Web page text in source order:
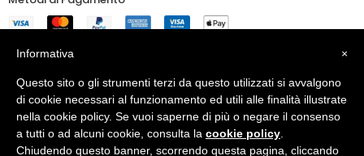
Informazioni
Account
×
Informativa
Questo sito o gli strumenti terzi da questo utilizzati si avvalgono
di cookie necessari al funzionamento ed utili alle finalità illustrate
nella cookie policy. Se vuoi saperne di più o negare il consenso
a tutti o ad alcuni cookie, consulta la cookie policy
Chiudendo questo banner, scorrendo questa pagina, cliccando